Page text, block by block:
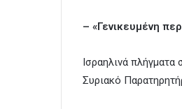
– «Γενικευμένη
Ισραηλινά
Συριακό